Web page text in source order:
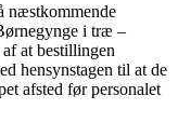
næstkommende
i træ –
at bestillingen
hensynstagen til at de
afsted før personalet